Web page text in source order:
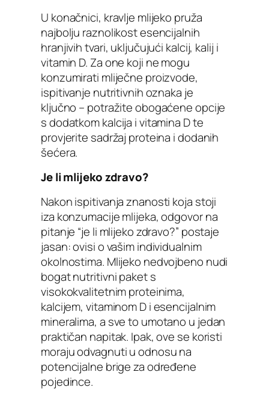
U konačnici, kravlje mlijeko pruža
najbolju raznolikost esencijalnih
hranjivih tvari, uključujući kalcij, kalij i
vitamin D. Za one koji ne mogu
konzumirati mliječne proizvode,
ispitivanje nutritivnih oznaka je
ključno – potražite obogaćene opcije
s dodatkom kalcija i vitamina D te
provjerite sadržaj proteina i dodanih
šećera.
Je li mlijeko zdravo?
Nakon ispitivanja znanosti koja stoji
iza konzumacije mlijeka, odgovor na
pitanje “je li mlijeko zdravo?” postaje
jasan: ovisi o vašim individualnim
okolnostima. Mlijeko nedvojbeno nudi
bogat nutritivni paket s
visokokvalitetnim proteinima,
kalcijem, vitaminom D i esencijalnim
mineralima, a sve to umotano u jedan
praktičan napitak. Ipak, ove se koristi
moraju odvagnuti u odnosu na
potencijalne brige za određene
pojedince.